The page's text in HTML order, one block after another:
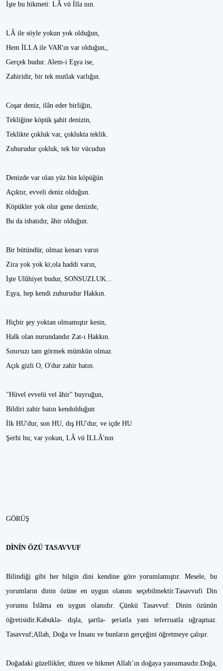
İşte bu hikmeti: LÂ vü İlla nın.
LÂ ile söyle yokun yok olduğun,
Hem İLLA ile VAR'ın var olduğun,,
Gerçek budur. Alem-i Eşya ise,
Zahiridir, bir tek mutlak varlığın.
Coşar deniz, ilân eder birliğin,
Tekliğine köpük şahit denizin,
Teklikte çokluk var, çoklukta teklik.
Zuhurudur çokluk, tek bir vücudun
Denizde var olan yüz bin köpüğün
Açıktır, evveli deniz olduğun.
Köpükler yok olur gene denizde,
Bu da isbatıdır, âhir olduğun.
Bir bütündür, olmaz kenarı varın
Zira yok yok ki;ola haddi varın,
İşte Ulûhiyet budur, SONSUZLUK...
Eşya, hep kendi zuhurudur Hakkın.
Hiçbir şey yoktan olmamıştır kesin,
Halk olan nurundandır Zat-ı Hakkın.
Sınırsızı tam görmek mümkün olmaz.
Açık gizli O, O'dur zahir batın.
"Hüvel evvelü vel âhir" buyruğun,
Bildiri zahir batın kendolduğun
İlk HU'dur, son HU, dış HU'dur, ve içde HU
Şerhi bu; var yokun, LÂ vü İLLÂ'nın
GÖRÜŞ
DİNİN ÖZÜ TASAVVUF
Bilindiği gibi her bilgin dini kendine göre yorumlamıştır. Mesele, bu
yorumların dinin özüne en uygun olanını seçebilmektir.Tasavvufi Din
yorumu İslâma en uygun olanıdır. Çünkü Tasavvuf: Dinin özünün
öğretisidir.Kabukla- dışla, şartla- şeriatla yani teferruatla uğraşmaz.
Tasavvuf;Allah, Doğa ve İnsanı ve bunların gerçeğini öğretmeye çalışır.
Doğadaki güzellikler, düzen ve hikmet Allah’ın doğaya yansımasıdır.Doğa,